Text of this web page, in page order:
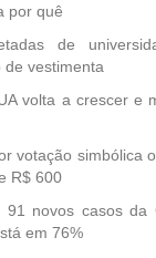
por quê
de
vestimenta
volta a crescer e
votação simbólica
R$ 600
91 novos casos da
em 76%